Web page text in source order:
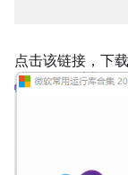
点击该链接，下载